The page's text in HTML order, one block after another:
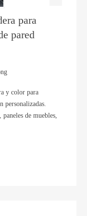
para
pared
y color para
personalizadas.
de muebles,